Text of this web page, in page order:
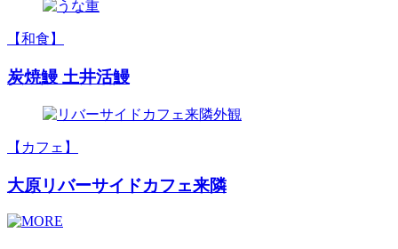
【和食】
炭焼鰻 土井活鰻
【カフェ】
大原リバーサイドカフェ来隣